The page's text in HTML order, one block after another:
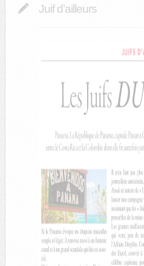
Juif d’ailleurs